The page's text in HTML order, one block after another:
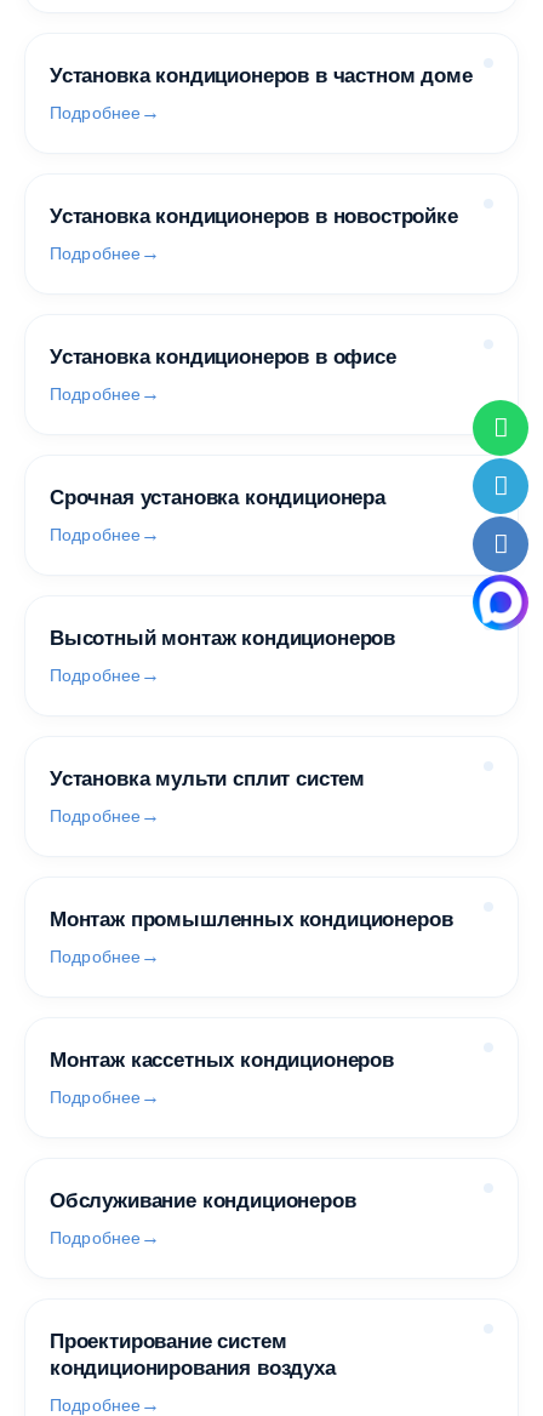
Установка кондиционеров в частном доме
Подробнее
Установка кондиционеров в новостройке
Подробнее
Установка кондиционеров в офисе
Подробнее
Срочная установка кондиционера
Подробнее
Высотный монтаж кондиционеров
Подробнее
Установка мульти сплит систем
Подробнее
Монтаж промышленных кондиционеров
Подробнее
Монтаж кассетных кондиционеров
Подробнее
Обслуживание кондиционеров
Подробнее
Проектирование систем
кондиционирования воздуха
Подробнее